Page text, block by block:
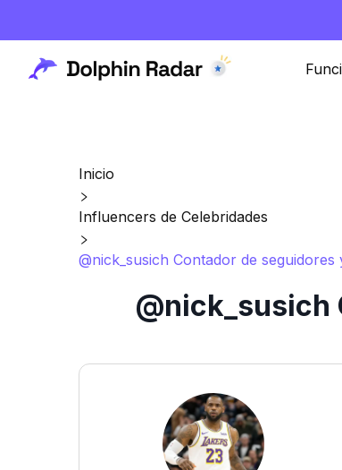
Inicio
Influencers de Celebridades
@nick_susich Contador de
@nick_susich